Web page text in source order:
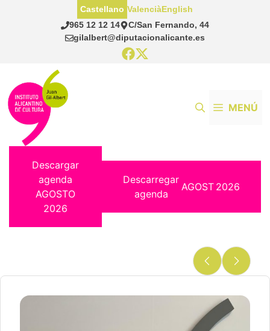
965 12 12 14
C/San Fernando, 44
gilalbert@diputacionalicante.es
Castellano ValenciàEnglish
MENÚ
Descargar
agenda
AGOSTO
2026
Descarregar
agenda
AGOST 2026